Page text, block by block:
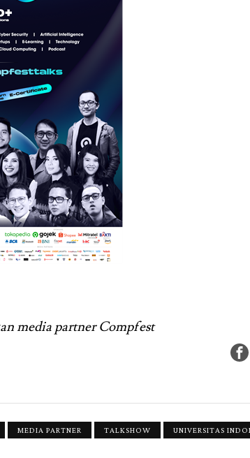
media partner Compfest
MEDIA PARTNER TALKSHOW UNIVERSITAS